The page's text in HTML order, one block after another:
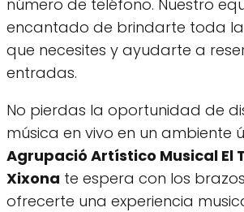
número de teléfono. Nuestro
encantado de brindarte toda
que necesites y ayudarte a
entradas.
No pierdas la oportunidad de
música en vivo en un ambiente
Agrupació Artístico Musical El
Xixona te espera con los
ofrecerte una experiencia